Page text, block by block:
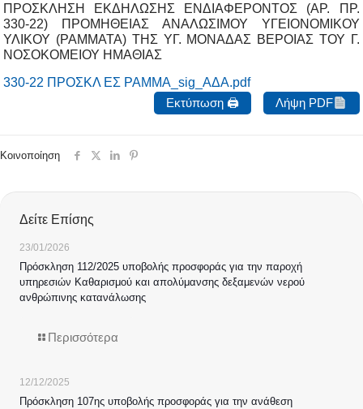
ΠΡΟΣΚΛΗΣΗ ΕΚΔΗΛΩΣΗΣ ΕΝΔΙΑΦΕΡΟΝΤΟΣ (ΑΡ. ΠΡ.
330-22) ΠΡΟΜΗΘΕΙΑΣ ΑΝΑΛΩΣΙΜΟΥ ΥΓΕΙΟΝΟΜΙΚΟΥ
ΥΛΙΚΟΥ (ΡΑΜΜΑΤΑ) ΤΗΣ ΥΓ. ΜΟΝΑΔΑΣ ΒΕΡΟΙΑΣ ΤΟΥ Γ.
ΝΟΣΟΚΟΜΕΙΟΥ ΗΜΑΘΙΑΣ
330-22 ΠΡΟΣΚΛ ΕΣ ΡΑΜΜΑ_sig_ΑΔΑ.pdf
Εκτύπωση 🖨
Λήψη PDF
Κοινοποίηση
Δείτε Επίσης
23/01/2026
Πρόσκληση 112/2025 υποβολής προσφοράς για την παροχή
υπηρεσιών Καθαρισμού και απολύμανσης δεξαμενών νερού
ανθρώπινης κατανάλωσης
Περισσότερα
12/12/2025
Πρόσκληση 107ης υποβολής προσφοράς για την ανάθεση